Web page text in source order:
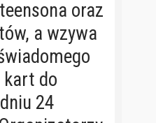
oraz
a wzywa
kart do
24